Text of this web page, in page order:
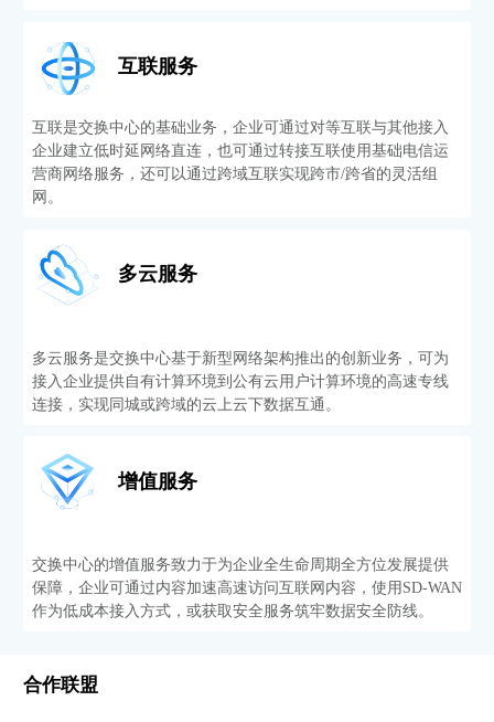
互联服务
互联是交换中心的基础业务，企业可通过对等互联与其他接入
企业建立低时延网络直连，也可通过转接互联使用基础电信运
营商网络服务，还可以通过跨域互联实现跨市/跨省的灵活组
网。
多云服务
多云服务是交换中心基于新型网络架构推出的创新业务，可为
接入企业提供自有计算环境到公有云用户计算环境的高速专线
连接，实现同城或跨域的云上云下数据互通。
增值服务
交换中心的增值服务致力于为企业全生命周期全方位发展提供
保障，企业可通过内容加速高速访问互联网内容，使用SD-WAN
作为低成本接入方式，或获取安全服务筑牢数据安全防线。
合作联盟